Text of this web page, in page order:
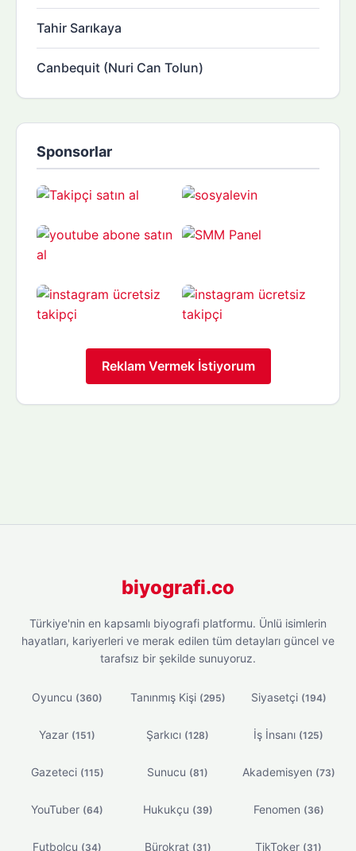
Tahir Sarıkaya
Canbequit (Nuri Can Tolun)
Sponsorlar
Reklam Vermek İstiyorum
biyografi.co
Türkiye'nin en kapsamlı biyografi platformu. Ünlü isimlerin
hayatları, kariyerleri ve merak edilen tüm detayları güncel ve
tarafsız bir şekilde sunuyoruz.
Oyuncu (360) Tanınmış Kişi (295) Siyasetçi (194)
Yazar (151) Şarkıcı (128) İş İnsanı (125)
Gazeteci (115) Sunucu (81) Akademisyen (73)
YouTuber (64) Hukukçu (39) Fenomen (36)
Futbolcu (34) Bürokrat (31) TikToker (31)